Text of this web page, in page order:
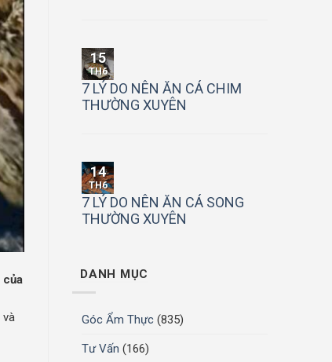
của
và
15
TH6
7 LÝ DO NÊN ĂN CÁ CHIM
THƯỜNG XUYÊN
14
TH6
7 LÝ DO NÊN ĂN CÁ SONG
THƯỜNG XUYÊN
DANH MỤC
Góc Ẩm Thực (835)
Tư Vấn (166)